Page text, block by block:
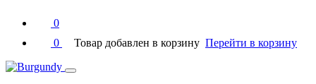
0
0
Товар добавлен в корзину Перейти в корзину